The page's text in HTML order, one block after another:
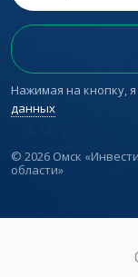
Нажимая на кнопку,
данных
© 2026 Омск
области»